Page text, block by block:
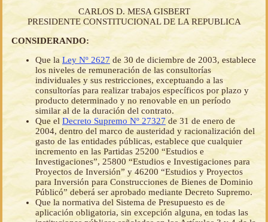
CARLOS D. MESA GISBERT
PRESIDENTE CONSTITUCIONAL DE LA REPUBLICA
CONSIDERANDO:
Que laLey Nº 2627 de 30 de diciembre de 2003, establece
los niveles de remuneración de las consultorías
individuales y sus restricciones, exceptuando a las
consultorías para realizar trabajos específicos por plazo y
producto determinado y no renovable en un período
similar al de la duración del contrato.
Que el Decreto Supremo Nº 27327 de 31 de enero de
2004, dentro del marco de austeridad y racionalización del
gasto de las entidades públicas, establece que cualquier
incremento en las Partidas 25200 “Estudios e
Investigaciones”, 25800 “Estudios e Investigaciones para
Proyectos de Inversión” y 46200 “Estudios y Proyectos
para Inversión para Construcciones de Bienes de Dominio
Públicó” deberá ser aprobado mediante Decreto Supremo.
Que la normativa del Sistema de Presupuesto es de
aplicación obligatoria, sin excepción alguna, en todas las